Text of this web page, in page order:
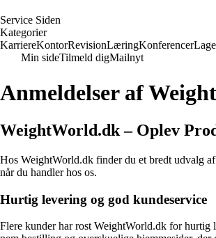
Service Siden
Kategorier
KarriereKontorRevisionLæringKonferencer
Min sideTilmeld digMailnyt
Anmeldelser af
WeightWorld.dk – Oplev
Hos WeightWorld.dk finder du et bredt udvalg
når du handler hos os.
Hurtig levering og god kundeservice
Flere kunder har rost WeightWorld.dk for hurtig